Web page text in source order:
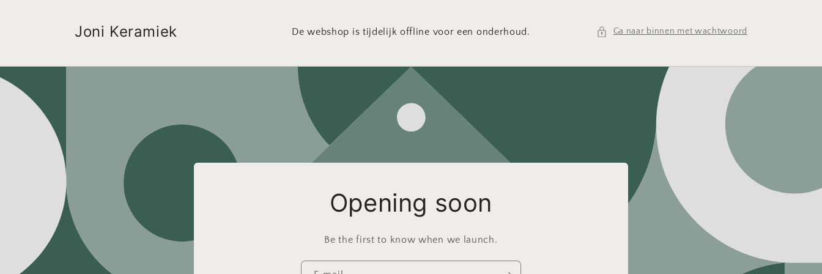
Joni Keramiek De webshop is tijdelijk offline voor een onderhoud. Ga naar binnen met wachtwoord
Opening soon
Be the first to know when we launch.